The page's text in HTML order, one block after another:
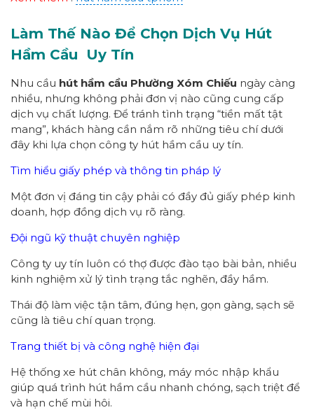
Làm Thế Nào Để Chọn Dịch Vụ Hút
Hầm Cầu
Uy Tín
Nhu cầu hút hầm cầu Phường Xóm Chiếu ngày càng
nhiều, nhưng không phải đơn vị nào cũng cung cấp
dịch vụ chất lượng. Để tránh tình trạng “tiền mất tật
mang”, khách hàng cần nắm rõ những tiêu chí dưới
đây khi lựa chọn công ty hút hầm cầu uy tín.
Tìm hiểu giấy phép và thông tin pháp lý
Một đơn vị đáng tin cậy phải có đầy đủ giấy phép kinh
doanh, hợp đồng dịch vụ rõ ràng.
Đội ngũ kỹ thuật chuyên nghiệp
Công ty uy tín luôn có thợ được đào tạo bài bản, nhiều
kinh nghiệm xử lý tình trạng tắc nghẽn, đầy hầm.
Thái độ làm việc tận tâm, đúng hẹn, gọn gàng, sạch sẽ
cũng là tiêu chí quan trọng.
Trang thiết bị và công nghệ hiện đại
Hệ thống xe hút chân không, máy móc nhập khẩu
giúp quá trình hút hầm cầu nhanh chóng, sạch triệt để
và hạn chế mùi hôi.